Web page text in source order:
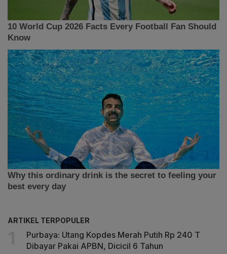
ARTIKEL TERPOPULER
Purbaya: Utang Kopdes Merah Putih Rp 240 T
Dibayar Pakai APBN, Dicicil 6 Tahun